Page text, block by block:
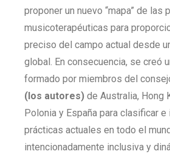
proponer un nuevo “mapa” de las
musicoterapéuticas para
preciso del campo actual desde
global. En consecuencia, se creó
formado por miembros del
(los autores) de Australia, Hong
Polonia y España para clasificar
prácticas actuales en todo el
intencionadamente inclusiva y